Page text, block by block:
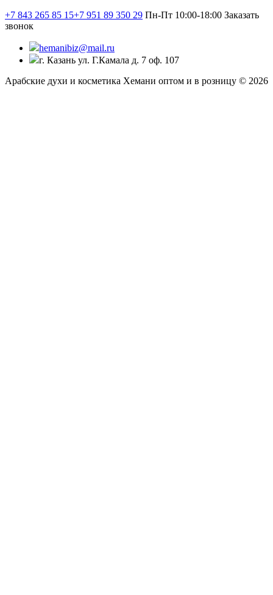
+7 843 265 85 15+7 951 89 350 29 Пн-Пт 10:00-18:00 Заказать
звонок
hemanibiz@mail.ru
г. Казань ул. Г.Камала д. 7 оф. 107
Арабские духи и косметика Хемани оптом и в розницу © 2026